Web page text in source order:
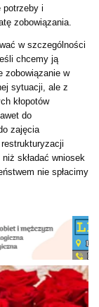
potrzeby i
zobowiązania.
w szczególności
chcemy ją
zobowiązanie w
sytuacji, ale z
kłopotów
do
zajęcia
składać wniosek
nie spłacimy